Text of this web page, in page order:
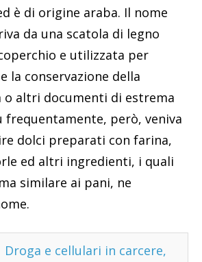
è di origine araba. Il nome
da una scatola di legno
e utilizzata per
la conservazione della
o altri documenti di estrema
frequentamente, però, veniva
dolci preparati con farina,
ed altri ingredienti, i quali
similare ai pani, ne
Droga e cellulari in carcere,